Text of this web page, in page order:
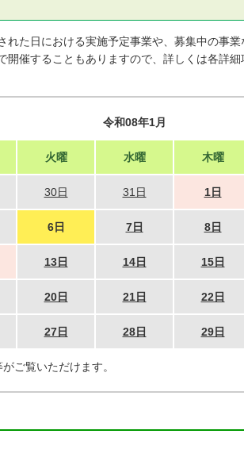
た日における実施予定事業や、募集中の事業
催することもありますので、詳しくは各詳
令和08年1月
火曜 水曜 木曜
30日 31日 1日
6日 7日 8日
13日 14日 15日
20日 21日 22日
27日 28日 29日
ご覧いただけます。